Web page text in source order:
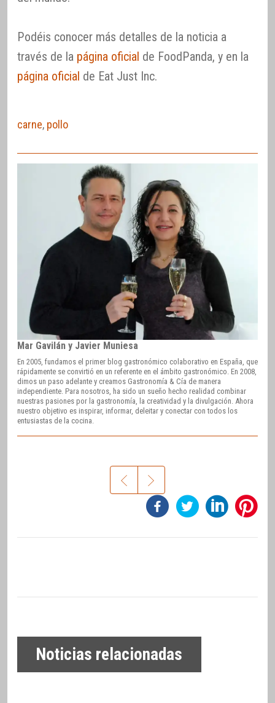
Podéis conocer más detalles de la noticia a
través de la página oficial de FoodPanda, y en la
página oficial de Eat Just Inc.
carne, pollo
Mar Gavilán y Javier Muniesa
En 2005, fundamos el primer blog gastronómico colaborativo en España, que
rápidamente se convirtió en un referente en el ámbito gastronómico. En 2008,
dimos un paso adelante y creamos Gastronomía & Cía de manera
independiente. Para nosotros, ha sido un sueño hecho realidad combinar
nuestras pasiones por la gastronomía, la creatividad y la divulgación. Ahora
nuestro objetivo es inspirar, informar, deleitar y conectar con todos los
entusiastas de la cocina.
Noticias relacionadas